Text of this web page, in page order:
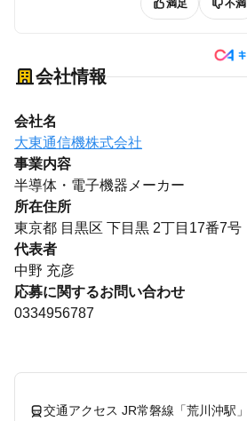
満足
不満
会社情報
会社名
大東通信機株式会社
事業内容
半導体・電子機器メーカー
所在住所
東京都 目黒区 下目黒 2丁目17番7号
代表者
中野 充彦
応募に関するお問い合わせ
0334956787